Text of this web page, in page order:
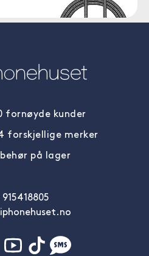
fornøyde kunder
forskjellige merker
på lager
915418805